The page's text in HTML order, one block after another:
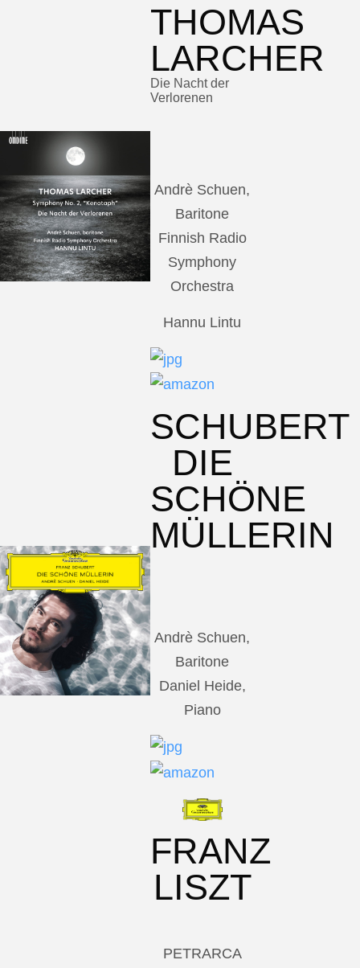
THOMAS
LARCHER
Die Nacht der
Verlorenen
Andrè Schuen,
Baritone
Finnish Radio
Symphony
Orchestra
Hannu Lintu
SCHUBERT
DIE
SCHÖNE
MÜLLERIN
Andrè Schuen,
Baritone
Daniel Heide,
Piano
FRANZ
LISZT
PETRARCA